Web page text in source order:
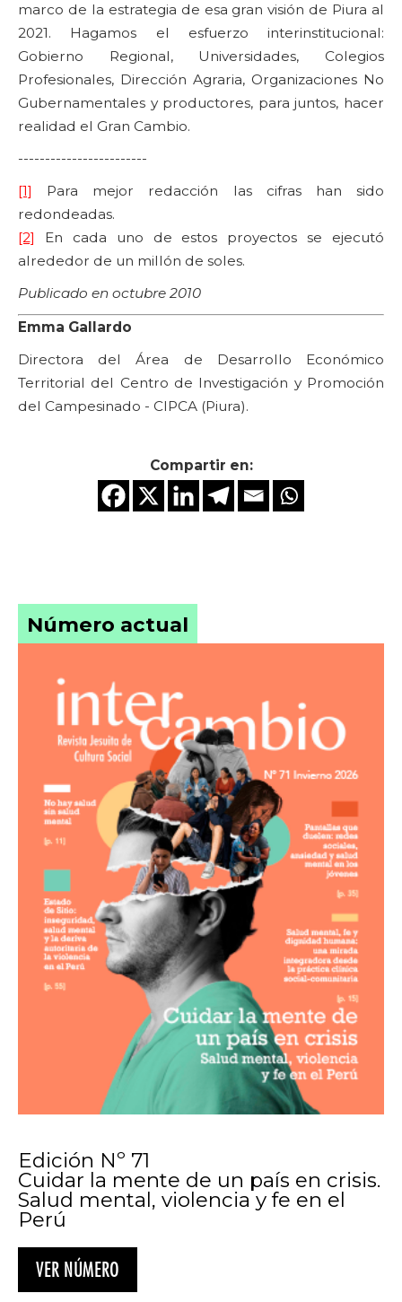
marco de la estrategia de esa gran visión de Piura al
2021. Hagamos el esfuerzo interinstitucional:
Gobierno Regional, Universidades, Colegios
Profesionales, Dirección Agraria, Organizaciones No
Gubernamentales y productores, para juntos, hacer
realidad el Gran Cambio.
------------------------
[1]
Para mejor redacción las cifras han sido
redondeadas.
[2]
En cada uno de estos proyectos se ejecutó
alrededor de un millón de soles.
Publicado en octubre 2010
Emma Gallardo
Directora del Área de Desarrollo Económico
Territorial del Centro de Investigación y Promoción
del Campesinado - CIPCA (Piura).
Compartir en:
Número actual
Edición Nº 71
Cuidar la mente de un país en crisis.
Salud mental, violencia y fe en el
Perú
VER NÚMERO